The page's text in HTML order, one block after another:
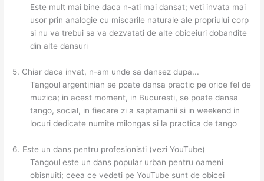
Este mult mai bine daca n-ati mai dansat; veti invata mai
usor prin analogie cu miscarile naturale ale propriului corp
si nu va trebui sa va dezvatati de alte obiceiuri dobandite
din alte dansuri
5. Chiar daca invat, n-am unde sa dansez dupa...
Tangoul argentinian se poate dansa practic pe orice fel de
muzica; in acest moment, in Bucuresti, se poate dansa
tango, social, in fiecare zi a saptamanii si in weekend in
locuri dedicate numite milongas si la practica de tango
6. Este un dans pentru profesionisti (vezi YouTube)
Tangoul este un dans popular urban pentru oameni
obisnuiti; ceea ce vedeti pe YouTube sunt de obicei